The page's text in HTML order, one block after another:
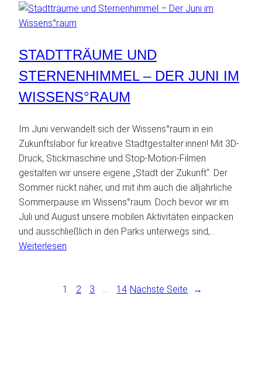
und
Byte
Ein
Technik-
Workshop
für
und
junge
Frauen
STADTTRÄUME UND
STERNENHIMMEL – DER JUNI IM
WISSENS°RAUM
Im Juni verwandelt sich der Wissens°raum in ein
Zukunftslabor für kreative Stadtgestalter:innen! Mit 3D-
Druck, Stickmaschine und Stop-Motion-Filmen
gestalten wir unsere eigene „Stadt der Zukunft“. Der
Sommer rückt näher, und mit ihm auch die alljährliche
Sommerpause im Wissens°raum. Doch bevor wir im
Juli und August unsere mobilen Aktivitäten einpacken
und ausschließlich in den Parks unterwegs sind,…
Weiterlesen
Sternenhimmel
1 2 3 … 14 Nächste Seite →